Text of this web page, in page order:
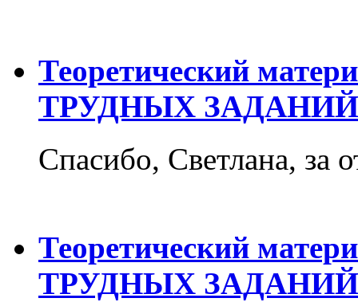
Теоретический
ТРУДНЫХ
Спасибо, Светлана, за
Теоретический
ТРУДНЫХ